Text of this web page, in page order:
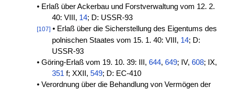
• Erlaß über Ackerbau und Forstverwaltung vom 12. 2.
40: VIII, 14; D: USSR-93
[107] • Erlaß über die Sicherstellung des Eigentums des
polnischen Staates vom 15. 1. 40: VIII, 14; D:
USSR-93
• Göring-Erlaß vom 19. 10. 39: III,644,649; IV,608; IX,
351f; XXII, 549; D: EC-410
• Verordnung über die Behandlung von Vermögen der